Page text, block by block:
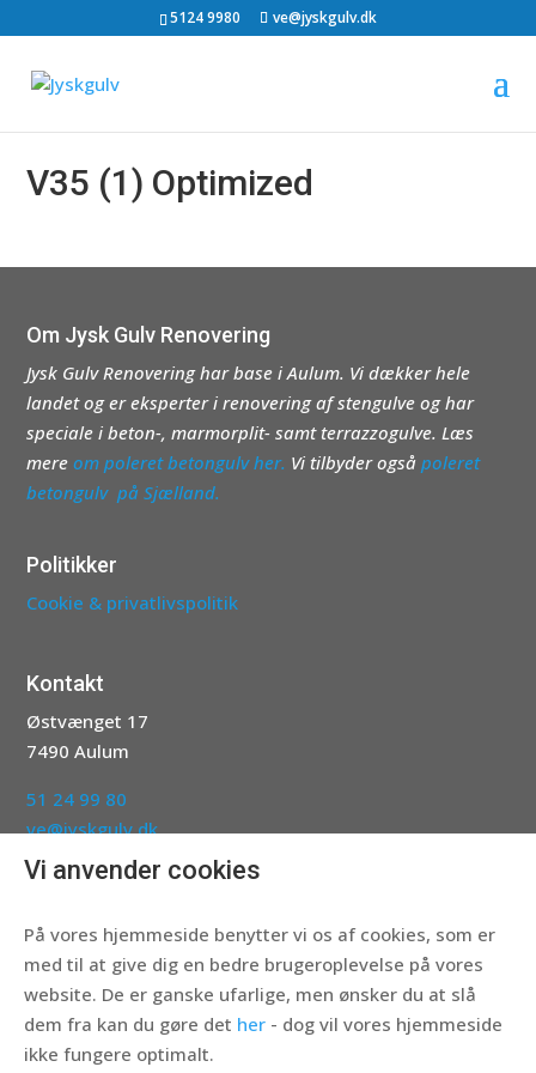
5124 9980 ve@jyskgulv.dk
V35 (1) Optimized
Om Jysk Gulv Renovering
Jysk Gulv Renovering har base i Aulum. Vi dækker hele
landet og er eksperter i renovering af stengulve og har
speciale i beton-, marmorplit- samt terrazzogulve. Læs
mereom poleret betongulv her. Vi tilbyder ogsåpoleret
betongulv på Sjælland.
Politikker
Cookie & privatlivspolitik
Kontakt
Østvænget 17
7490 Aulum
51 24 99 80
ve@jyskgulv.dk
Vi anvender cookies
På vores hjemmeside benytter vi os af cookies, som er
med til at give dig en bedre brugeroplevelse på vores
website. De er ganske ufarlige, men ønsker du at slå
dem fra kan du gøre det her - dog vil vores hjemmeside
ikke fungere optimalt.